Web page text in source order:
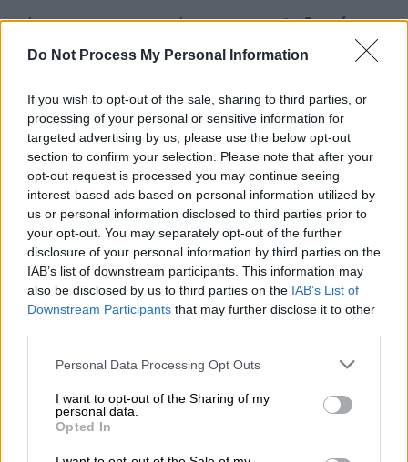
Do Not Process My Personal Information
If you wish to opt-out of the sale, sharing to third parties, or
processing of your personal or sensitive information for
targeted advertising by us, please use the below opt-out
section to confirm your selection. Please note that after your
opt-out request is processed you may continue seeing
interest-based ads based on personal information utilized by
us or personal information disclosed to third parties prior to
your opt-out. You may separately opt-out of the further
disclosure of your personal information by third parties on the
IAB’s list of downstream participants. This information may
also be disclosed by us to third parties on the IAB’s List of
Downstream Participants that may further disclose it to other
Please note that this website/app uses one or more Google
not limited to your visit or usage behaviour. You may click to
grant or deny consent to Google and its third-party tags to
use your data for below specified purposes in below Google
consent section.
Personal Data Processing Opt Outs
I want to opt-out of the Sharing of my
personal data.
Opted In
Σύμφωνα με την πρόγνωση τουΘοδωρή
Κολυδά,το Σάββατο θα εκδηλωθούν λίγες
Κυριακή και μετάτα φαινόμενα θα είναι πιο
περιορισμένα.
ΔΙΑΒΑΣΤΕ ΕΠΙΣΗΣ
Ελλάδα|08.05.2026 17:16
Όλες οι πτήσεις που καταργεί η
Ryanair στην Ελλάδα - Τι ισχύει για
Θεσσαλονίκη, Αθήνα και Κρήτη
Οι άνεμοι δεν θα ξεπερνούν συνήθως τα3 με
5 μποφόρκαι η θερμοκρασία θα διατηρηθεί
πάνω από τα κανονικά επίπεδα, φτάνοντας